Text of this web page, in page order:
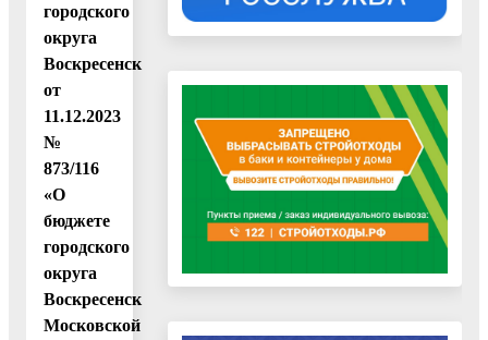
городского
округа
Воскресенск
от
11.12.2023
№
873/116
«О
бюджете
городского
округа
Воскресенск
Московской